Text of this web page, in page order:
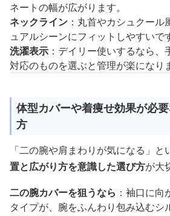
ネートの幅が広がります。
ネックライン ：丸首やカシュクー
ュアルシーンにフィットしやすいで
洗濯表示 ：デイリー使いするなら
対応のものを選ぶと管理が楽になり
体型カバーや着痩せ効果が必
方
「二の腕や肩まわりが気になる」と
置と広がり方を意識した選び方が大
二の腕カバーを狙うなら ：袖口に
タイプが、腕をふんわり包み込むシ